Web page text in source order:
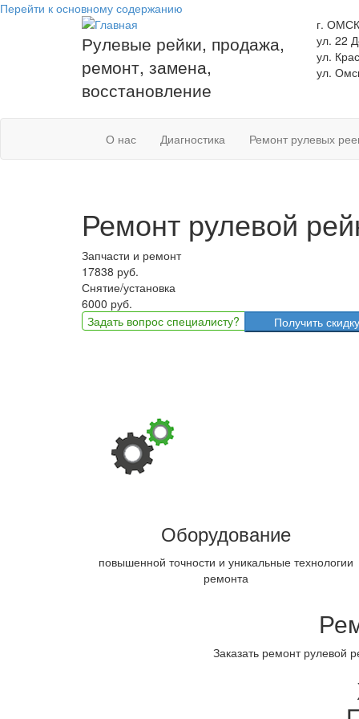
Перейти к основному содержанию
Рулевые рейки, продажа,
ремонт, замена,
восстановление
г. ОМСК
ул. 22
ул.
ул.
О нас Диагностика Ремонт рулевых
Ремонт рулевой
Запчасти и ремонт
17838 руб.
Снятие/установка
6000 руб.
Задать вопрос специалисту? Получить
Оборудование
повышенной точности и уникальные технологии
ремонта
Заказать ремонт рулевой